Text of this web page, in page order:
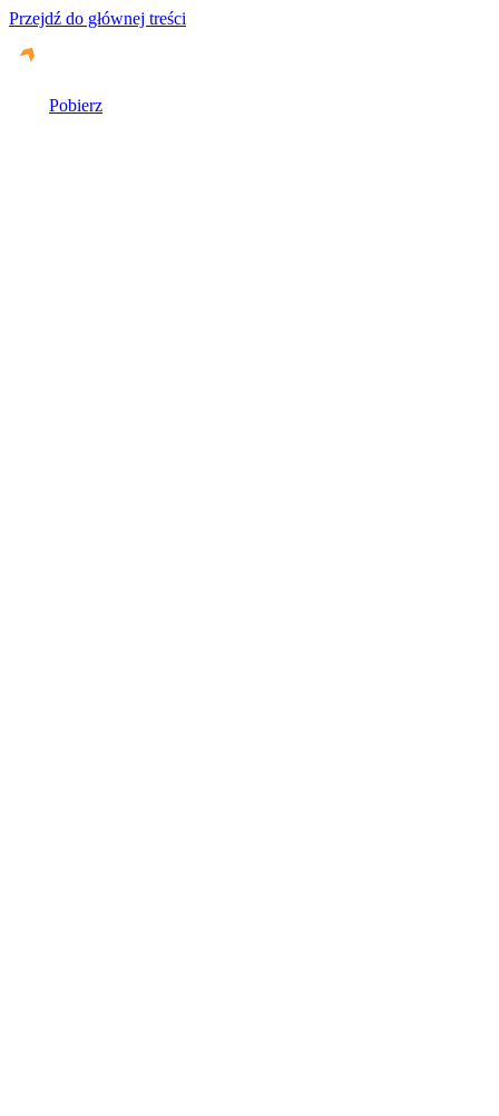
Przejdź do głównej treści
Pobierz